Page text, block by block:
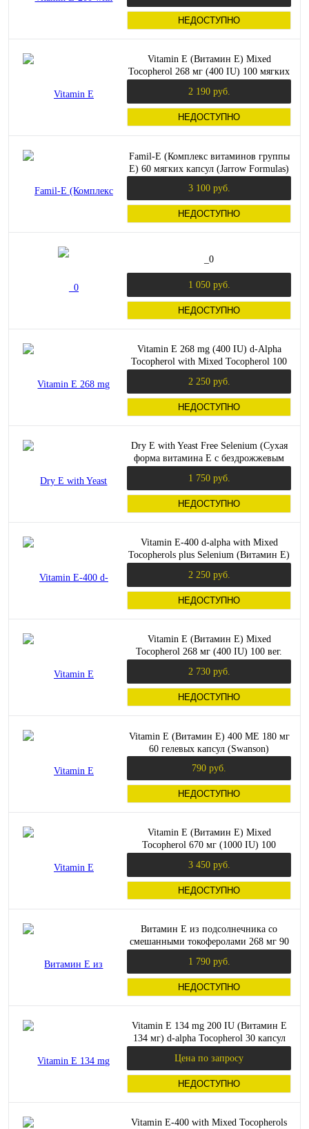
НЕДОСТУПНО
Vitamin E (Витамин E) Mixed
Tocopherol 268 мг (400 IU) 100 мягких
2 190 руб.
НЕДОСТУПНО
Famil-E (Комплекс витаминов группы
Е) 60 мягких капсул (Jarrow Formulas)
3 100 руб.
НЕДОСТУПНО
_0
1 050 руб.
НЕДОСТУПНО
Vitamin E 268 mg (400 IU) d-Alpha
Tocopherol with Mixed Tocopherol 100
2 250 руб.
НЕДОСТУПНО
Dry E with Yeast Free Selenium (Сухая
форма витамина Е с бездрожжевым
1 750 руб.
НЕДОСТУПНО
Vitamin E-400 d-alpha with Mixed
Tocopherols plus Selenium (Витамин Е)
2 250 руб.
НЕДОСТУПНО
Vitamin E (Витамин E) Mixed
Tocopherol 268 мг (400 IU) 100 вег.
2 730 руб.
НЕДОСТУПНО
Vitamin E (Витамин Е) 400 МЕ 180 мг
60 гелевых капсул (Swanson)
790 руб.
НЕДОСТУПНО
Vitamin E (Витамин E) Mixed
Tocopherol 670 мг (1000 IU) 100
3 450 руб.
НЕДОСТУПНО
Витамин E из подсолнечника со
смешанными токоферолами 268 мг 90
1 790 руб.
НЕДОСТУПНО
Vitamin E 134 mg 200 IU (Витамин E
134 мг) d-alpha Tocopherol 30 капсул
Цена по запросу
НЕДОСТУПНО
Vitamin E-400 with Mixed Tocopherols